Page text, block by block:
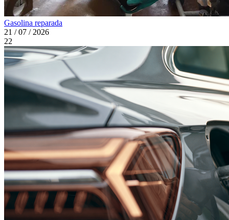
Gasolina reparada
21 / 07 / 2026
22